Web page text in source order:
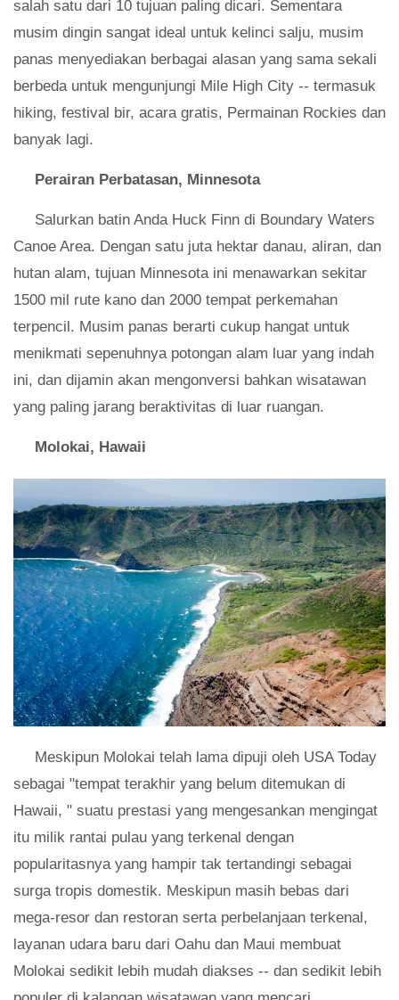
salah satu dari 10 tujuan paling dicari. Sementara
musim dingin sangat ideal untuk kelinci salju, musim
panas menyediakan berbagai alasan yang sama sekali
berbeda untuk mengunjungi Mile High City -- termasuk
hiking, festival bir, acara gratis, Permainan Rockies dan
banyak lagi.
Perairan Perbatasan, Minnesota
Salurkan batin Anda Huck Finn di Boundary Waters
Canoe Area. Dengan satu juta hektar danau, aliran, dan
hutan alam, tujuan Minnesota ini menawarkan sekitar
1500 mil rute kano dan 2000 tempat perkemahan
terpencil. Musim panas berarti cukup hangat untuk
menikmati sepenuhnya potongan alam luar yang indah
ini, dan dijamin akan mengonversi bahkan wisatawan
yang paling jarang beraktivitas di luar ruangan.
Molokai, Hawaii
Meskipun Molokai telah lama dipuji oleh USA Today
sebagai "tempat terakhir yang belum ditemukan di
Hawaii, " suatu prestasi yang mengesankan mengingat
itu milik rantai pulau yang terkenal dengan
popularitasnya yang hampir tak tertandingi sebagai
surga tropis domestik. Meskipun masih bebas dari
mega-resor dan restoran serta perbelanjaan terkenal,
layanan udara baru dari Oahu dan Maui membuat
Molokai sedikit lebih mudah diakses -- dan sedikit lebih